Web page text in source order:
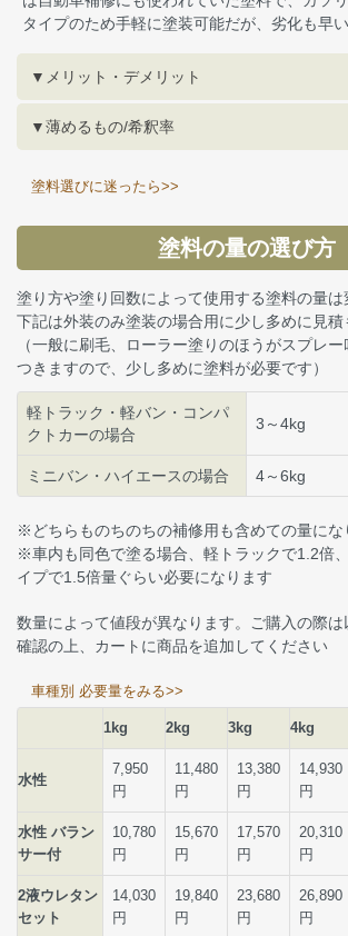
タイプのため手軽に塗装可能だが、劣化も早い
▼メリット・デメリット
▼薄めるもの/希釈率
塗料選びに迷ったら>>
塗料の量の選び方
塗り方や塗り回数によって使用する塗料の量は
下記は外装のみ塗装の場合用に少し多めに見積
（一般に刷毛、ローラー塗りのほうがスプレー
つきますので、少し多めに塗料が必要です）
軽トラック・軽バン・コンパ
クトカーの場合
3～4kg
ミニバン・ハイエースの場合 4～6kg
※どちらものちのちの補修用も含めての量にな
※車内も同色で塗る場合、軽トラックで1.2倍
イプで1.5倍量ぐらい必要になります
数量によって値段が異なります。ご購入の際
確認の上、カートに商品を追加してください
車種別 必要量をみる>>